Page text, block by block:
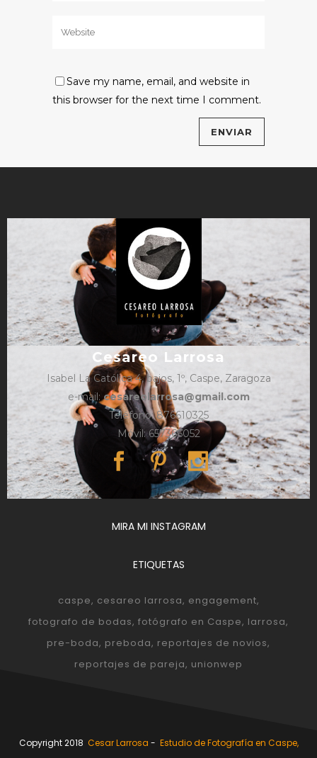
Save my name, email, and website in
this browser for the next time I comment.
Cesareo Larrosa
Isabel La Católica 4, bajos, 1º, Caspe, Zaragoza
e-mail:cesareolarrosa@gmail.com
Teléfono: 876610325
Móvil: 657366052
MIRA MI INSTAGRAM
ETIQUETAS
caspe cesareo larrosa engagement
fotografo de bodas fotógrafo en Caspe larrosa
pre-boda preboda reportajes de novios
reportajes de pareja unionwep
Copyright 2018 Cesar Larrosa - Estudio de Fotografía en Caspe,